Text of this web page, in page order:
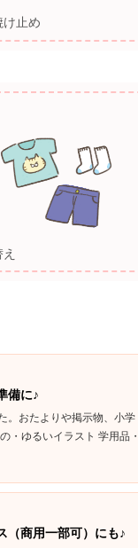
け止め
備に♪
。おたよりや掲示物、小学
・ゆるいイラスト 学用品・
（商用一部可）にも♪